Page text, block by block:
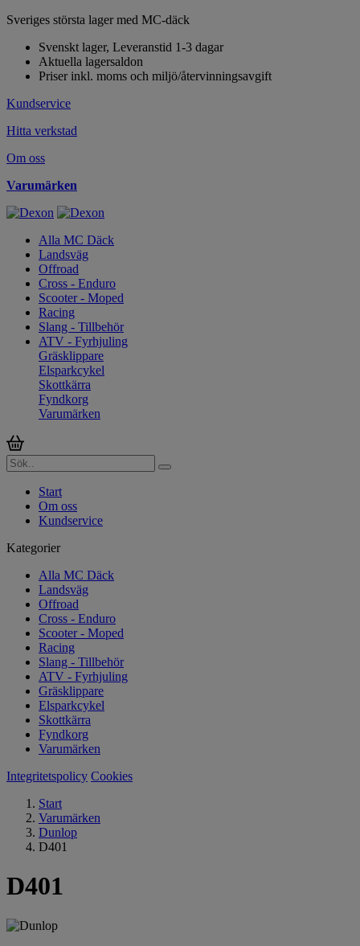
Sveriges största lager med MC-däck
Svenskt lager, Leveranstid 1-3 dagar
Aktuella lagersaldon
Priser inkl. moms och miljö/återvinningsavgift
Kundservice
Hitta verkstad
Om oss
Varumärken
Alla MC Däck
Landsväg
Offroad
Cross - Enduro
Scooter - Moped
Racing
Slang - Tillbehör
ATV - Fyrhjuling
Gräsklippare
Elsparkcykel
Skottkärra
Fyndkorg
Varumärken
Start
Om oss
Kundservice
Kategorier
Alla MC Däck
Landsväg
Offroad
Cross - Enduro
Scooter - Moped
Racing
Slang - Tillbehör
ATV - Fyrhjuling
Gräsklippare
Elsparkcykel
Skottkärra
Fyndkorg
Varumärken
Integritetspolicy Cookies
Start
Varumärken
Dunlop
D401
D401